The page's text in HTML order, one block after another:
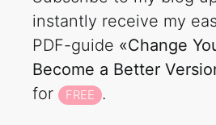
instantly receive my
PDF-guide «Change
Become a Better
for
FREE .